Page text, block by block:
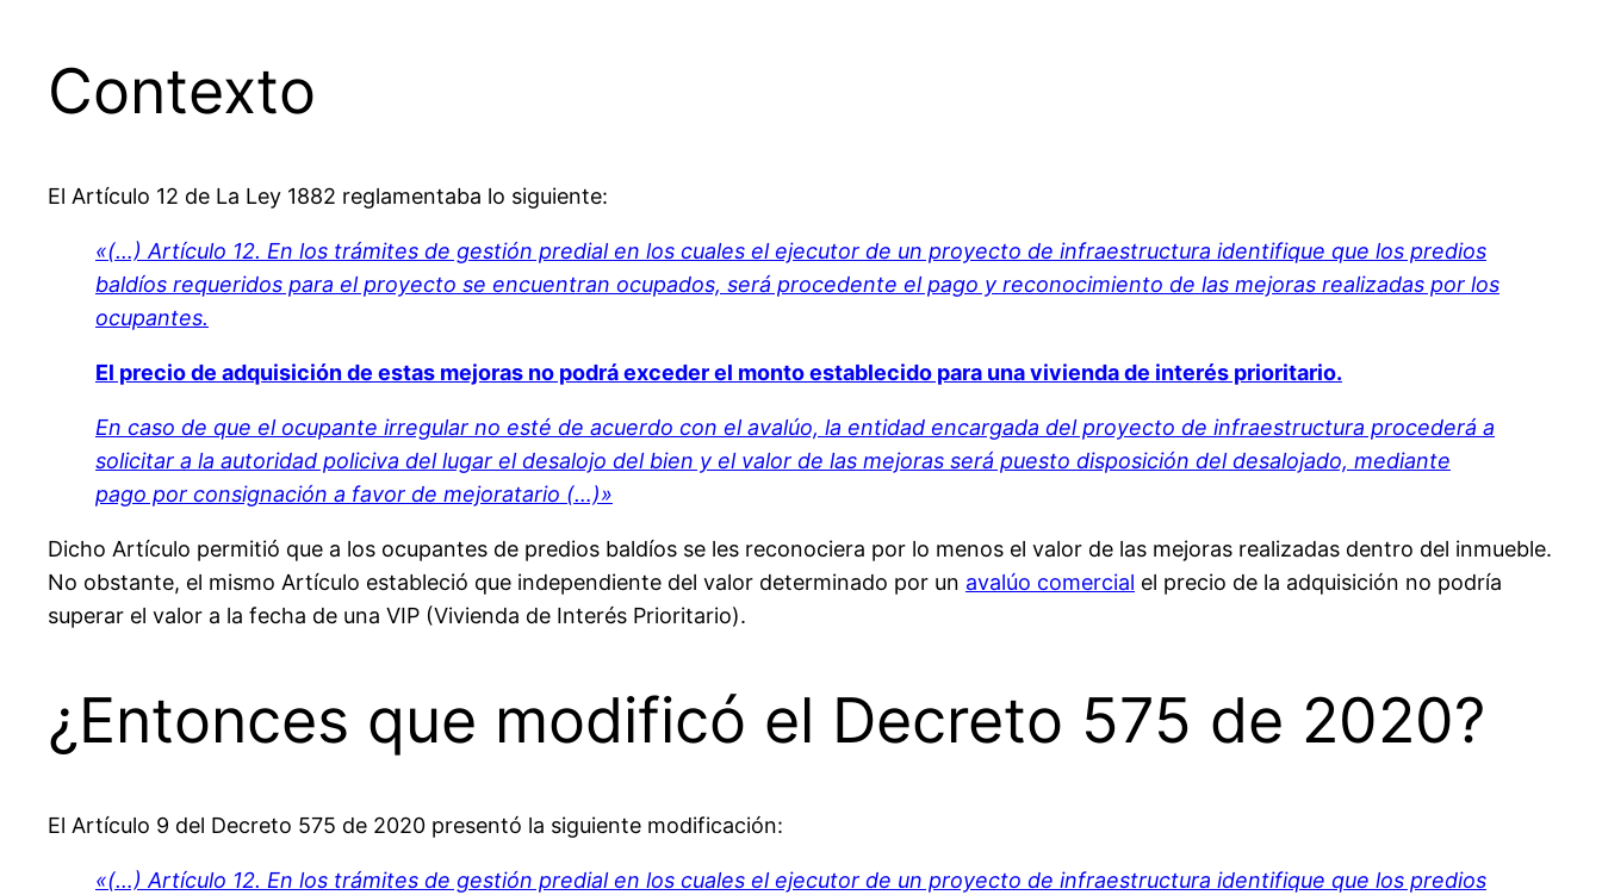
Contexto
El Artículo 12 de La Ley 1882 reglamentaba lo siguiente:
«(…) Artículo 12. En los trámites de gestión predial en los cuales el ejecutor de un proyecto de infraestructura identifique que los predios
baldíos requeridos para el proyecto se encuentran ocupados, será procedente el pago y reconocimiento de las mejoras realizadas por los
ocupantes.
El precio de adquisición de estas mejoras no podrá exceder el monto establecido para una vivienda de interés prioritario.
En caso de que el ocupante irregular no esté de acuerdo con el avalúo, la entidad encargada del proyecto de infraestructura procederá a
solicitar a la autoridad policiva del lugar el desalojo del bien y el valor de las mejoras será puesto disposición del desalojado, mediante
pago por consignación a favor de mejoratario (…)»
Dicho Artículo permitió que a los ocupantes de predios baldíos se les reconociera por lo menos el valor de las mejoras realizadas dentro del inmueble.
No obstante, el mismo Artículo estableció que independiente del valor determinado por un avalúo comercial el precio de la adquisición no podría
superar el valor a la fecha de una VIP (Vivienda de Interés Prioritario).
¿Entonces que modificó el Decreto 575 de 2020?
El Artículo 9 del Decreto 575 de 2020 presentó la siguiente modificación:
«(…) Artículo 12. En los trámites de gestión predial en los cuales el ejecutor de un proyecto de infraestructura identifique que los predios